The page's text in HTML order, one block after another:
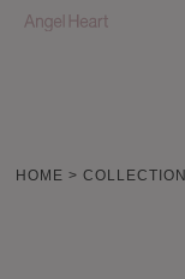
HOME COLLECTION